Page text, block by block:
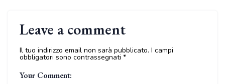
Leave a comment
Il tuo indirizzo email non sarà pubblicato. I campi
obbligatori sono contrassegnati *
Your Comment: